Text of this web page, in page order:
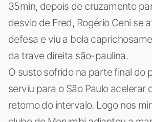
35min, depois de cruzamento
desvio de Fred, Rogério Ceni se
defesa e viu a bola
da trave direita são-paulina.
O susto sofrido na parte final do
serviu para o São Paulo acelerar
retorno do intervalo. Logo nos